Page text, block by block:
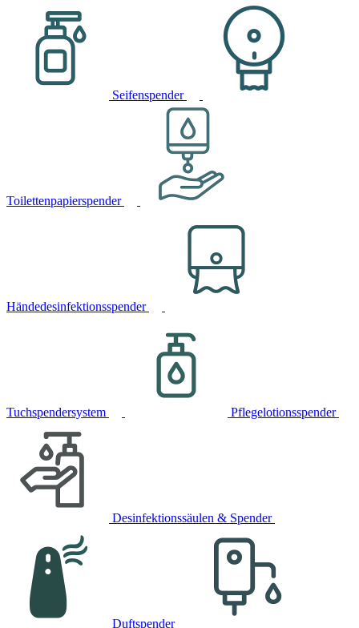
Seifenspender
Toilettenpapierspender
Händedesinfektionsspender
Tuchspendersystem Pflegelotionsspender
Desinfektionssäulen & Spender
Duftspender